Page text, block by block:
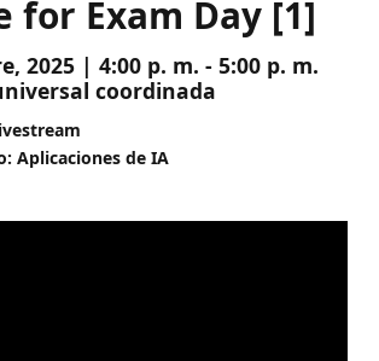
for Exam Day [1]
2025 | 4:00 p. m. - 5:00 p. m.
coordinada
Aplicaciones de IA